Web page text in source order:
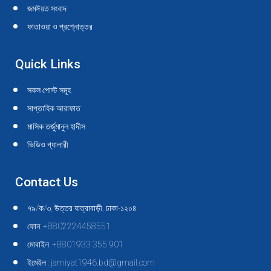
জমঈয়ত সংবাদ
ফাতাওয়া ও প্রশ্নোত্তর
Quick Links
সকল পোস্ট সমূহ
সাপ্তাহিক আরাফাত
মাসিক তর্জুমানুল হাদীস
ভিডিও গ্যালারী
Contact Us
৭৯/ক/৩, উত্তর যাত্রাবাড়ী, ঢাকা-১২০৪
ফোন: +8802224458551
মোবাইল: +8801933 355 901
ইমেইল : jamiyat1946.bd@gmail.com